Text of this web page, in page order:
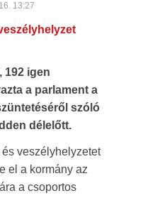
13:27
192 igen
a parlament a
szóló
délelőtt.
veszélyhelyzetet
el a kormány az
a csoportos